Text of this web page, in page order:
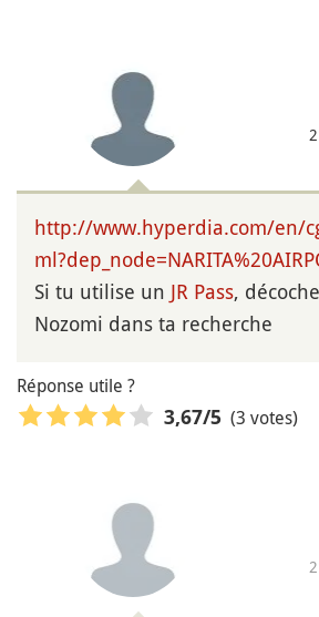
http://www.hyperdia.com/en/
Si tu utilise un JR Pass,
Nozomi dans ta recherche
Réponse utile ?
3,67/5 (3 votes)